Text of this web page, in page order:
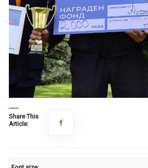
Share This
Article: